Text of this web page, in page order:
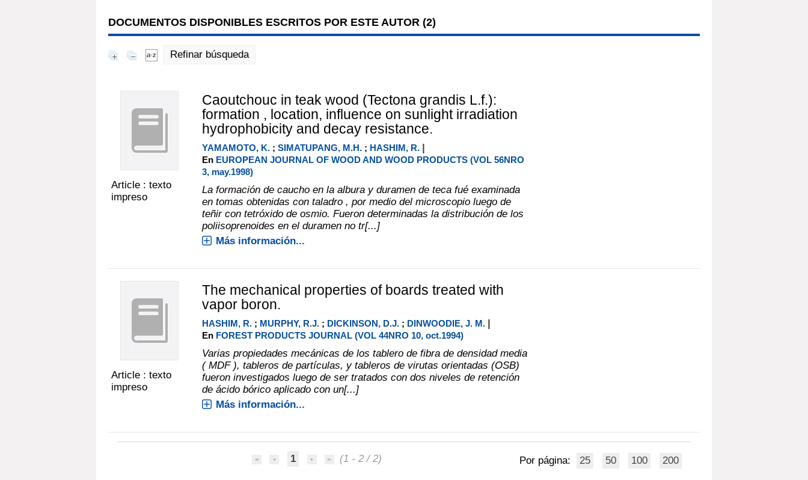
DOCUMENTOS DISPONIBLES ESCRITOS POR ESTE AUTOR (2)
Refinar búsqueda
Article : texto
impreso
Caoutchouc in teak wood (Tectona grandis L.f.):
formation , location, influence on sunlight irradiation
hydrophobicity and decay resistance.
YAMAMOTO, K.; SIMATUPANG, M.H.; HASHIM, R. |
En EUROPEAN JOURNAL OF WOOD AND WOOD PRODUCTS (VOL 56NRO
3, may.1998)
La formación de caucho en la albura y duramen de teca fué examinada
en tomas obtenidas con taladro , por medio del microscopio luego de
teñir con tetróxido de osmio. Fueron determinadas la distribución de los
poliisoprenoides en el duramen no tr[...]
Más información...
Article : texto
impreso
The mechanical properties of boards treated with
vapor boron.
HASHIM, R.; MURPHY, R.J.; DICKINSON, D.J.; DINWOODIE, J. M. |
En FOREST PRODUCTS JOURNAL (VOL 44NRO 10, oct.1994)
Varias propiedades mecánicas de los tablero de fibra de densidad media
( MDF ), tableros de partículas, y tableros de virutas orientadas (OSB)
fueron investigados luego de ser tratados con dos niveles de retención
de ácido bórico aplicado con un[...]
Más información...
1 (1 - 2 / 2) Por página: 25 50 100 200